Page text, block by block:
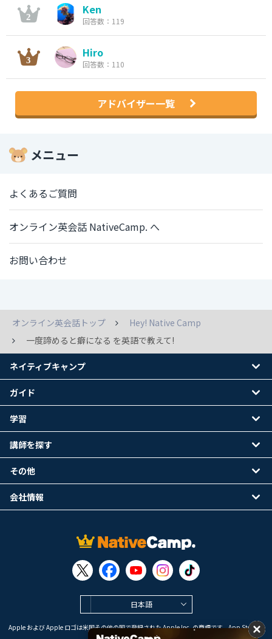
Ken
回答数：119
Hiro
回答数：110
アドバイザー一覧
メニュー
よくあるご質問
オンライン英会話 NativeCamp. へ
お問い合わせ
オンライン英会話トップ
Hey! Native Camp
一度諦めると癖になる を英語で教えて!
日本語
Apple および Apple ロゴは米国その他の国で登録された Apple Inc. の商標です。App Store は
Apple Inc. のサービスマークです。
ネイティブキャンプ
ガイド
学習
講師を探す
その他
会社情報